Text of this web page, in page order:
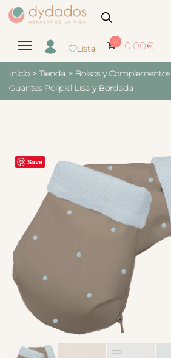
Lista
0 0.00€
Inicio > Tienda > Bolsos y Complementos
Guantes Polipiel Lisa y Bordada
Save